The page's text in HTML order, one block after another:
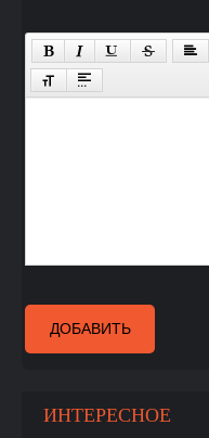
ДОБАВИТЬ
ИНТЕРЕСНОЕ